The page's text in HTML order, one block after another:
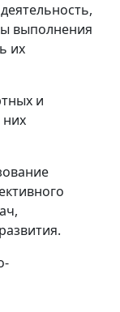
выполнения
их
и
них